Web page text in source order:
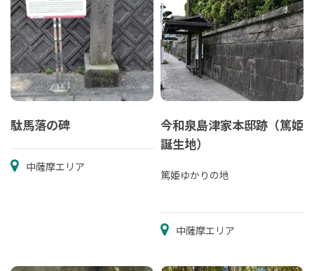
駄馬落の碑
中薩摩エリア
今和泉島津家本邸跡（篤姫
誕生地）
篤姫ゆかりの地
中薩摩エリア